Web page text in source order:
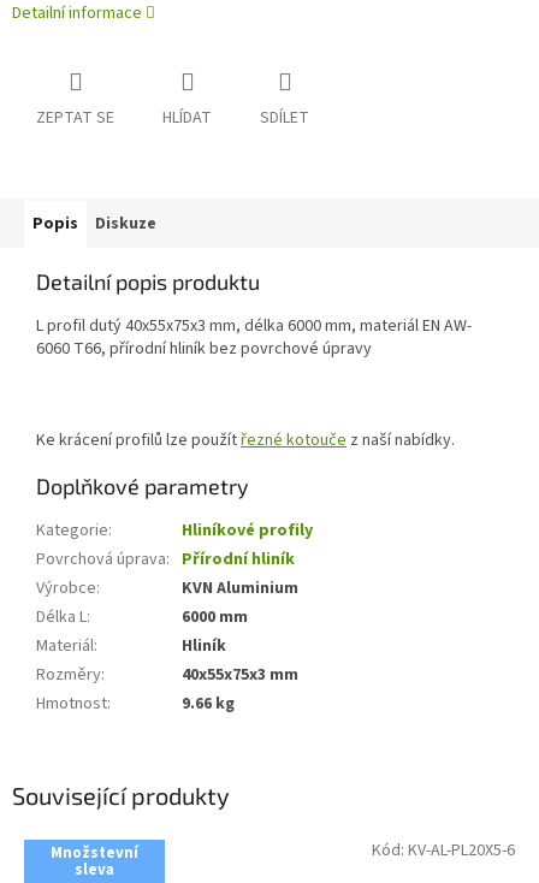
Detailní informace
ZEPTAT SE HLÍDAT SDÍLET
Související produkty
Množstevní
sleva
Kód: KV-AL-PL20X5-6
Popis Diskuze
Detailní popis produktu
L profil dutý 40x55x75x3 mm, délka 6000 mm, materiál EN AW-
6060 T66, přírodní hliník bez povrchové úpravy
Ke krácení profilů lze použítřezné kotouče z naší nabídky.
Doplňkové parametry
Kategorie:
Hliníkové profily
Povrchová úprava: Přírodní hliník
Výrobce:
KVN Aluminium
Délka L:
6000 mm
Materiál:
Hliník
Rozměry:
40x55x75x3 mm
Hmotnost: 9.66 kg